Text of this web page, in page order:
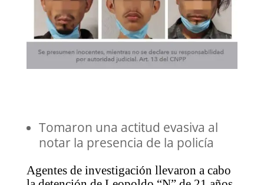
Tomaron una actitud evasiva al
notar la presencia de la policía
Agentes de investigación llevaron a cabo